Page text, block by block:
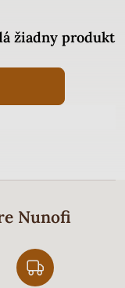
žiadny produkt
Nunofi